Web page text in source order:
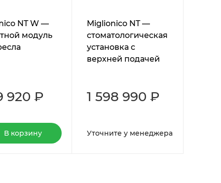
NT W —
модуль
920 ₽
В корзину
Miglionico NT —
стоматологическая
установка с
верхней подачей
1 598 990 ₽
Уточните у менеджера